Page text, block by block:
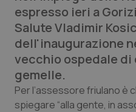
Professionisti Sanitari.AI
Abruzzo
Basilicata
Calabria
QS Pro Gold
Artrite & artrosi
Asma & BPCO
QS Club Newsletter
espresso ieri a
Salute Vladimir
dell'inaugurazione
vecchio ospedale di
gemelle.
Per l’assessore friulano è
spiegare “alla gente, in